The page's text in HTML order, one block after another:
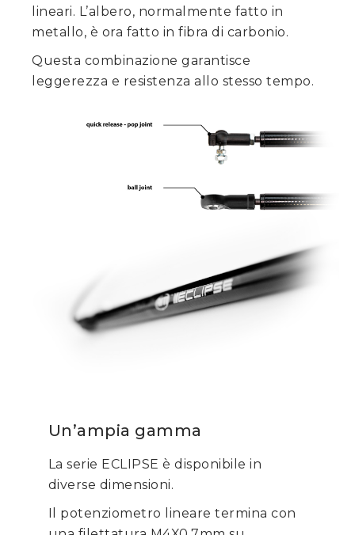
lineari. L’albero, normalmente fatto in
metallo, è ora fatto in fibra di carbonio.
Questa combinazione garantisce
leggerezza e resistenza allo stesso tempo.
Un’ampia gamma
La serie ECLIPSE è disponibile in
diverse dimensioni.
Il potenziometro lineare termina con